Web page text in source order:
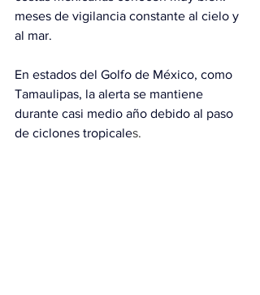
meses de vigilancia constante al cielo y
al mar.
En estados del Golfo de México, como
Tamaulipas, la alerta se mantiene
durante casi medio año debido al paso
de ciclones tropicales.